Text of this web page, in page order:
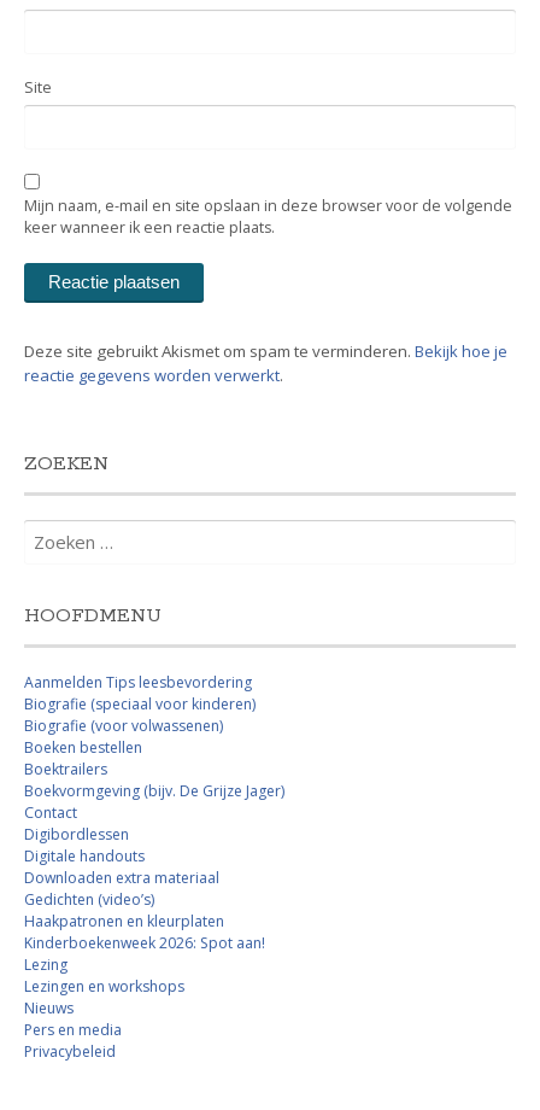
Site
Mijn naam, e-mail en site opslaan in deze browser voor de volgende
keer wanneer ik een reactie plaats.
Deze site gebruikt Akismet om spam te verminderen. Bekijk hoe je
reactie gegevens worden verwerkt.
ZOEKEN
naar:
HOOFDMENU
Aanmelden Tips leesbevordering
Biografie (speciaal voor kinderen)
Biografie (voor volwassenen)
Boeken bestellen
Boektrailers
Boekvormgeving (bijv. De Grijze Jager)
Contact
Digibordlessen
Digitale handouts
Downloaden extra materiaal
Gedichten (video’s)
Haakpatronen en kleurplaten
Kinderboekenweek 2026: Spot aan!
Lezing
Lezingen en workshops
Nieuws
Pers en media
Privacybeleid